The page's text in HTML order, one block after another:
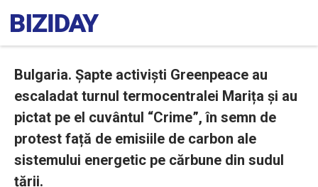
Bulgaria. Șapte activiști Greenpeace au
escaladat turnul termocentralei Marița și au
pictat pe el cuvântul “Crime”, în semn de
protest față de emisiile de carbon ale
sistemului energetic pe cărbune din sudul
țării.